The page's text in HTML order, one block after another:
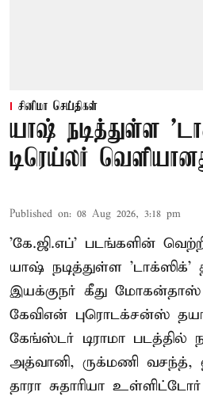
சினிமா செய்திகள்
யாஷ் நடித்துள்ள
டிரெய்லர்
Published on: 08 Aug 2026, 3:18 pm
'கே.ஜி.எப்' படங்களின்
யாஷ் நடித்துள்ள 'டாக்ஸிக்'
இயக்குநர் கீது மோகன்தாஸ்
கேவிஎன் புரொடக்சன்ஸ்
கேங்ஸ்டர் டிராமா படத்தில்
அத்வானி, ருக்மணி வசந்த்,
தாரா சுதாரியா